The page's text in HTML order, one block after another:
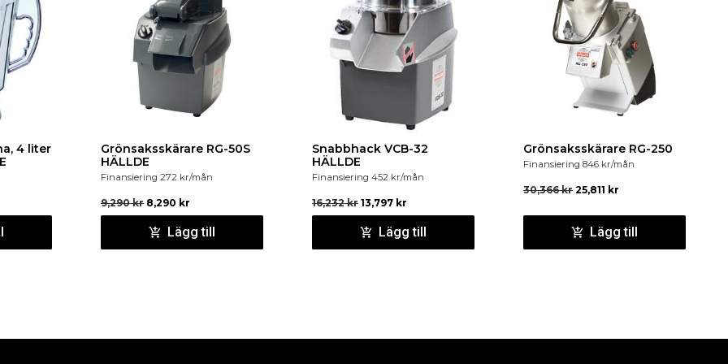
4 liter
Grönsaksskärare RG-50S
HÄLLDE
Finansiering 272 kr/mån
9,290kr 8,290 kr
Lägg till
Snabbhack VCB-32
HÄLLDE
Finansiering 452 kr/mån
16,232kr 13,797 kr
Lägg till
Grönsaksskärare RG-250
Finansiering 846 kr/mån
30,366kr 25,811 kr
Lägg till